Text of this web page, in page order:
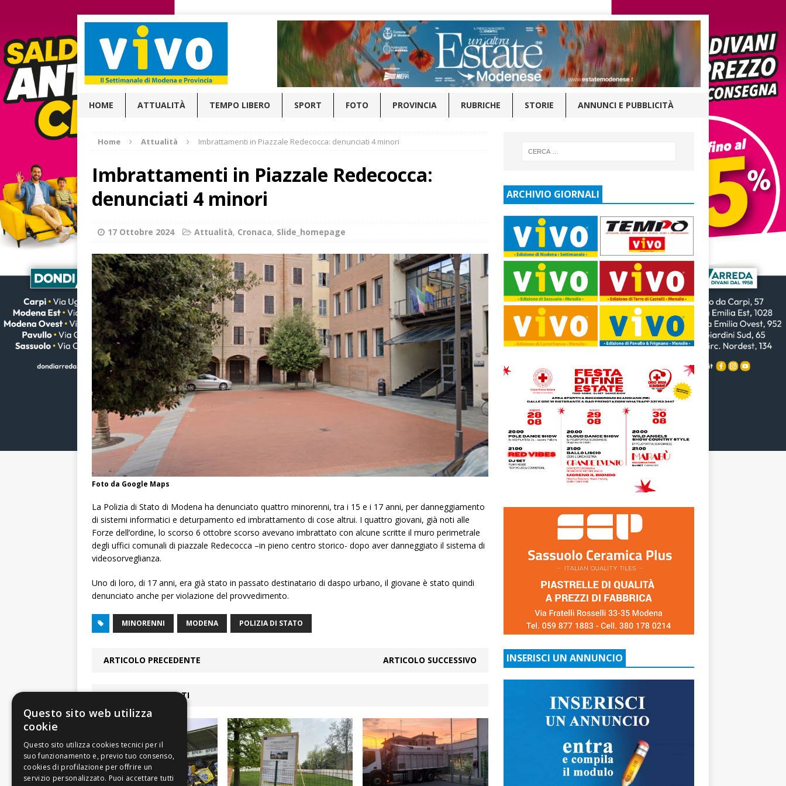
HOME ATTUALITÀ TEMPO LIBERO SPORT FOTO PROVINCIA RUBRICHE STORIE ANNUNCI E PUBBLICITÀ
Home Attualità Imbrattamenti in Piazzale Redecocca: denunciati 4 minori
Imbrattamenti in Piazzale Redecocca:
denunciati 4 minori
17 Ottobre 2024 Attualità, Cronaca, Slide_homepage
Foto da Google Maps
La Polizia di Stato di Modena ha denunciato quattro minorenni, tra i 15 e i 17 anni, per danneggiamento
di sistemi informatici e deturpamento ed imbrattamento di cose altrui. I quattro giovani, già noti alle
Forze dell’ordine, lo scorso 6 ottobre scorso avevano imbrattato con alcune scritte il muro perimetrale
degli uffici comunali di piazzale Redecocca –in pieno centro storico- dopo aver danneggiato il sistema di
videosorveglianza.
Uno di loro, di 17 anni, era già stato in passato destinatario di daspo urbano, il giovane è stato quindi
denunciato anche per violazione del provvedimento.
MINORENNI MODENA POLIZIA DI STATO
ARTICOLO PRECEDENTE ARTICOLO SUCCESSIVO
ARTICOLI COLLEGATI
ARCHIVIO GIORNALI
INSERISCI UN ANNUNCIO
Questo sito web utilizza
cookie